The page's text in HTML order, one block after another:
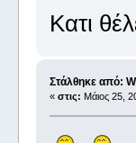
Κατι
Στάλθηκε από:
« στις: Μάιος 25,